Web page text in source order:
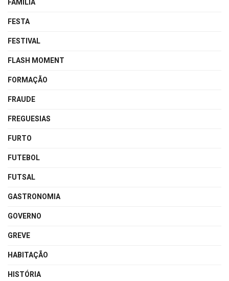
FAMÍLIA
FESTA
FESTIVAL
FLASH MOMENT
FORMAÇÃO
FRAUDE
FREGUESIAS
FURTO
FUTEBOL
FUTSAL
GASTRONOMIA
GOVERNO
GREVE
HABITAÇÃO
HISTÓRIA